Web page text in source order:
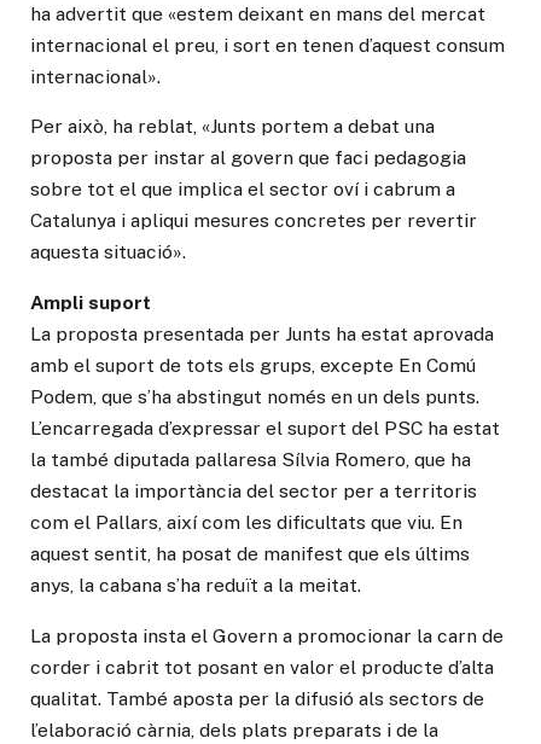
ha advertit que «estem deixant en mans del mercat
internacional el preu, i sort en tenen d’aquest consum
internacional».
Per això, ha reblat, «Junts portem a debat una
proposta per instar al govern que faci pedagogia
sobre tot el que implica el sector oví i cabrum a
Catalunya i apliqui mesures concretes per revertir
aquesta situació».
Ampli suport
La proposta presentada per Junts ha estat aprovada
amb el suport de tots els grups, excepte En Comú
Podem, que s’ha abstingut només en un dels punts.
L’encarregada d’expressar el suport del PSC ha estat
la també diputada pallaresa Sílvia Romero, que ha
destacat la importància del sector per a territoris
com el Pallars, així com les dificultats que viu. En
aquest sentit, ha posat de manifest que els últims
anys, la cabana s’ha reduït a la meitat.
La proposta insta el Govern a promocionar la carn de
corder i cabrit tot posant en valor el producte d’alta
qualitat. També aposta per la difusió als sectors de
l’elaboració càrnia, dels plats preparats i de la